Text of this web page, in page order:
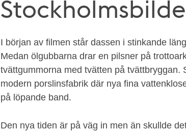
I början av filmen står dassen i stinkande
Medan ölgubbarna drar en pilsner på
tvättgummorna med tvätten på tvättbryggan.
modern porslinsfabrik där nya fina
på löpande band.
Den nya tiden är på väg in men än skullde